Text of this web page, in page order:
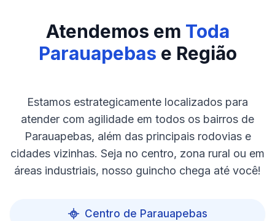
Atendemos em Toda
Parauapebas e Região
Estamos estrategicamente localizados para
atender com agilidade em todos os bairros de
Parauapebas, além das principais rodovias e
cidades vizinhas. Seja no centro, zona rural ou em
áreas industriais, nosso guincho chega até você!
Centro de Parauapebas